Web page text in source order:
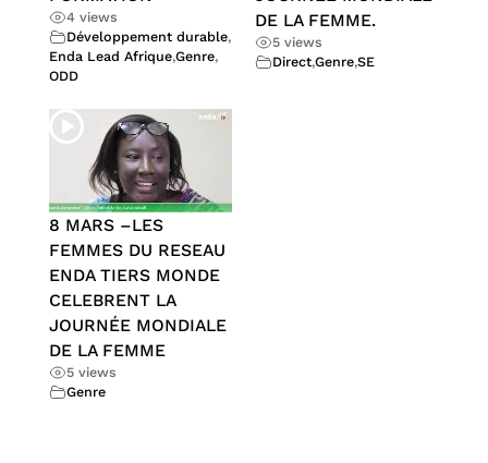
4 views
Développement durable,
Enda Lead Afrique,Genre,
ODD
DE LA FEMME.
5 views
Direct,Genre,SE
8 MARS –LES
FEMMES DU RESEAU
ENDA TIERS MONDE
CELEBRENT LA
JOURNÉE MONDIALE
DE LA FEMME
5 views
Genre